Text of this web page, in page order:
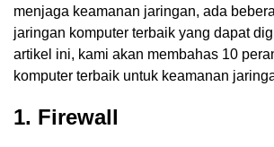
menjaga keamanan jaringan, ada
jaringan komputer terbaik yang dapat
artikel ini, kami akan membahas 10
komputer terbaik untuk keamanan
1. Firewall